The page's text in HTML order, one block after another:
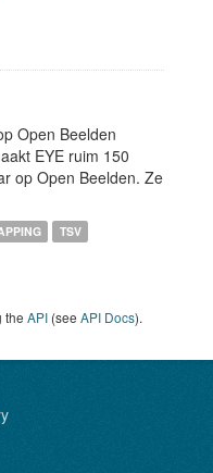
Open Beelden
EYE ruim 150
op Open Beelden. Ze
TSV
the API (see API Docs).